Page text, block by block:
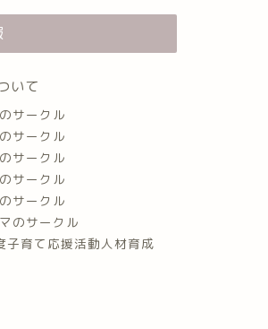
いて
サークル
サークル
サークル
サークル
サークル
のサークル
子育て応援活動人材育成